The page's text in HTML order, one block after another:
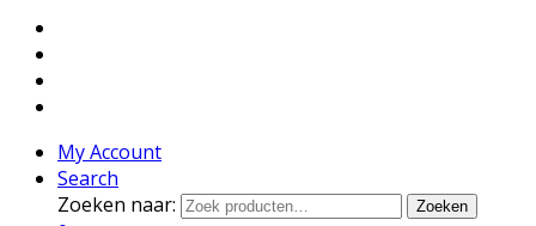
My Account
Search
Zoeken naar:
Zoeken